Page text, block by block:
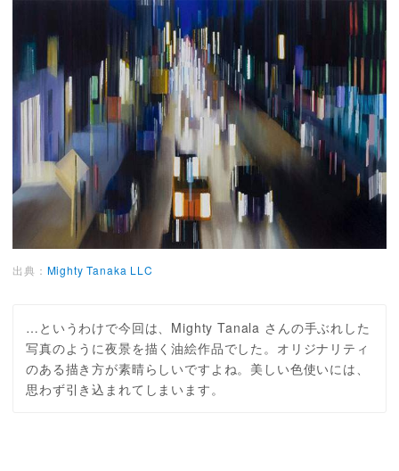
出典： Mighty Tanaka LLC
…というわけで今回は、Mighty Tanala さんの手ぶれした
写真のように夜景を描く油絵作品でした。オリジナリティ
のある描き方が素晴らしいですよね。美しい色使いには、
思わず引き込まれてしまいます。